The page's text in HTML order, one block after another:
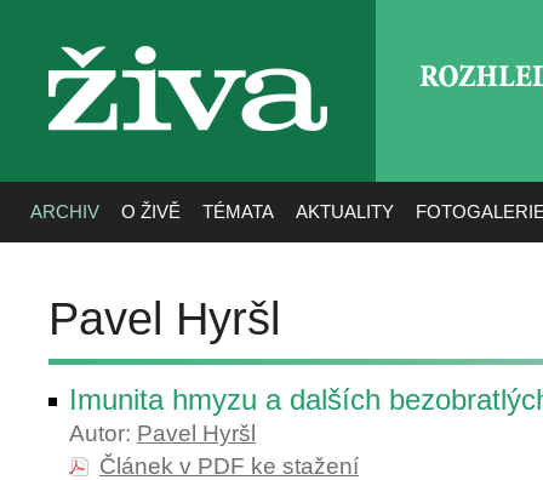
živa
ARCHIV O ŽIVĚ TÉMATA AKTUALITY
Pavel Hyršl
Imunita hmyzu a dalších
Autor: Pavel Hyršl
Článek v PDF ke stažení